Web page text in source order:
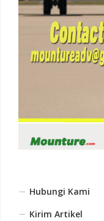
Hubungi Kami
Kirim Artikel